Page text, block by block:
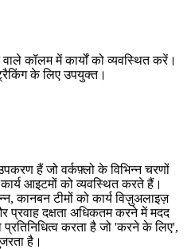
कॉलम में कार्यों को व्यवस्थित करें।
के लिए उपयुक्त।
हैं जो वर्कफ़्लो के विभिन्न चरणों
आइटमों को व्यवस्थित करते हैं।
कानबन टीमों को कार्य विज़ुअलाइज़
प्रवाह दक्षता अधिकतम करने में मदद
करता है जो 'करने के लिए',
है।